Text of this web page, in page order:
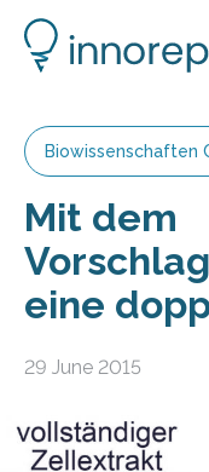
Biowissenschaften
Mit dem
eine
29 June 2015